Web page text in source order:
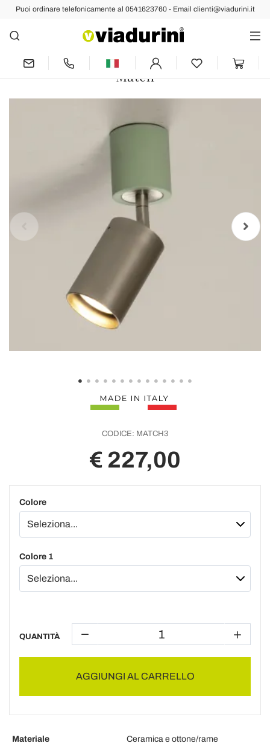
Puoi ordinare telefonicamente al 0541623760 - Email clienti@viadurini.it
Indietro Prec Succ
Plafoniera Artigianale in Ceramica e
Metallo Realizzata in Italia - Toscot
Match
CODICE: MATCH3
€ 227,00
Colore
Colore 1
QUANTITÀ
AGGIUNGI AL CARRELLO
Materiale
Ceramica e ottone/rame